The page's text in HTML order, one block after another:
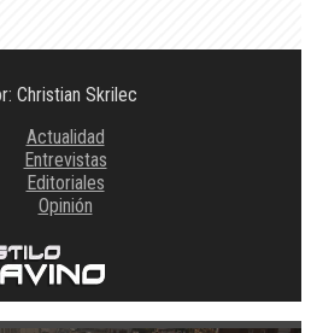
Christian Skrilec
Actualidad
Entrevistas
Editoriales
Opinión